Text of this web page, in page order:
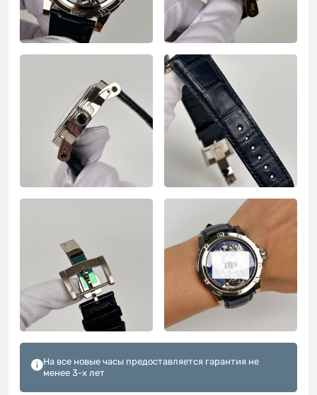
9
На все новые часы предоставляется гарантия не
менее 3-х лет